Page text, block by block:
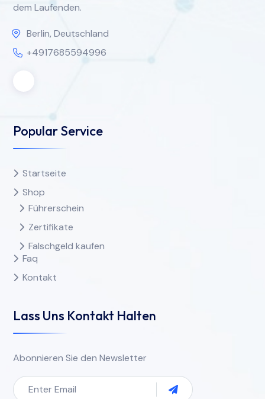
dem Laufenden.
Berlin, Deutschland
+4917685594996
Popular Service
Startseite
Shop
Führerschein
Zertifikate
Falschgeld kaufen
Faq
Kontakt
Lass Uns Kontakt Halten
Abonnieren Sie den Newsletter